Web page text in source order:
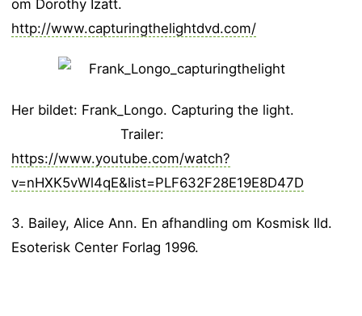
om Dorothy Izatt.
http://www.capturingthelightdvd.com/
Her bildet: Frank_Longo. Capturing the light.
Trailer:
https://www.youtube.com/watch?
v=nHXK5vWl4qE&list=PLF632F28E19E8D47D
3. Bailey, Alice Ann. En afhandling om Kosmisk Ild.
Esoterisk Center Forlag 1996.